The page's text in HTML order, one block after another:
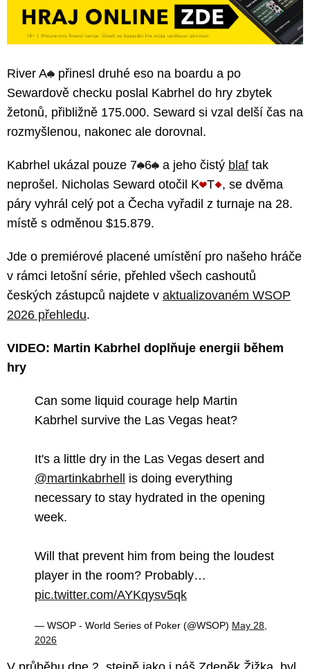
River A
přinesl druhé eso na boardu a po
Sewardově checku poslal Kabrhel do hry zbytek
žetonů, přibližně 175.000. Seward si vzal delší čas na
rozmyšlenou, nakonec ale dorovnal.
Kabrhel ukázal pouze 7 6 a jeho čistý blaf tak
neprošel. Nicholas Seward otočil K T , se dvěma
páry vyhrál celý pot a Čecha vyřadil z turnaje na 28.
místě s odměnou $15.879.
Jde o premiérové placené umístění pro našeho hráče
v rámci letošní série, přehled všech cashoutů
českých zástupců najdete v aktualizovaném WSOP
2026 přehledu.
VIDEO: Martin Kabrhel doplňuje energii během
hry
Can some liquid courage help Martin
Kabrhel survive the Las Vegas heat?
It's a little dry in the Las Vegas desert and
@martinkabrhell is doing everything
necessary to stay hydrated in the opening
week.
Will that prevent him from being the loudest
player in the room? Probably…
pic.twitter.com/AYKqysv5qk
— WSOP - World Series of Poker (@WSOP) May 28,
2026